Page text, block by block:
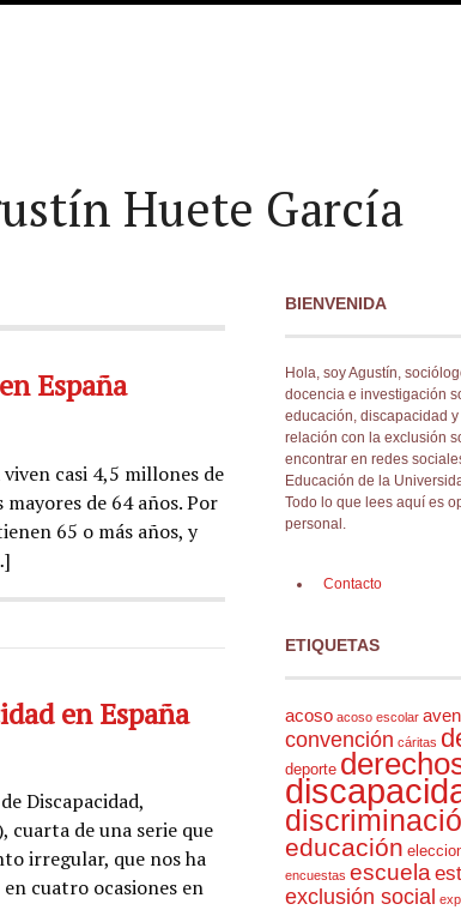
Huete García
España
casi 4,5 millones de
de 64 años. Por
65 o más años, y
en España
Discapacidad,
cuarta de una serie que
irregular, que nos ha
cuatro ocasiones en
BIENVENIDA
Hola, soy Agustín,
docencia e investigación
educación, discapacidad
relación con la exclusión
encontrar en redes
Educación de la
Todo lo que lees aquí es
personal.
Contacto
ETIQUETAS
acoso acoso escolar
convención cáritas
deporte
educación
encuestas escuela
exclusión social